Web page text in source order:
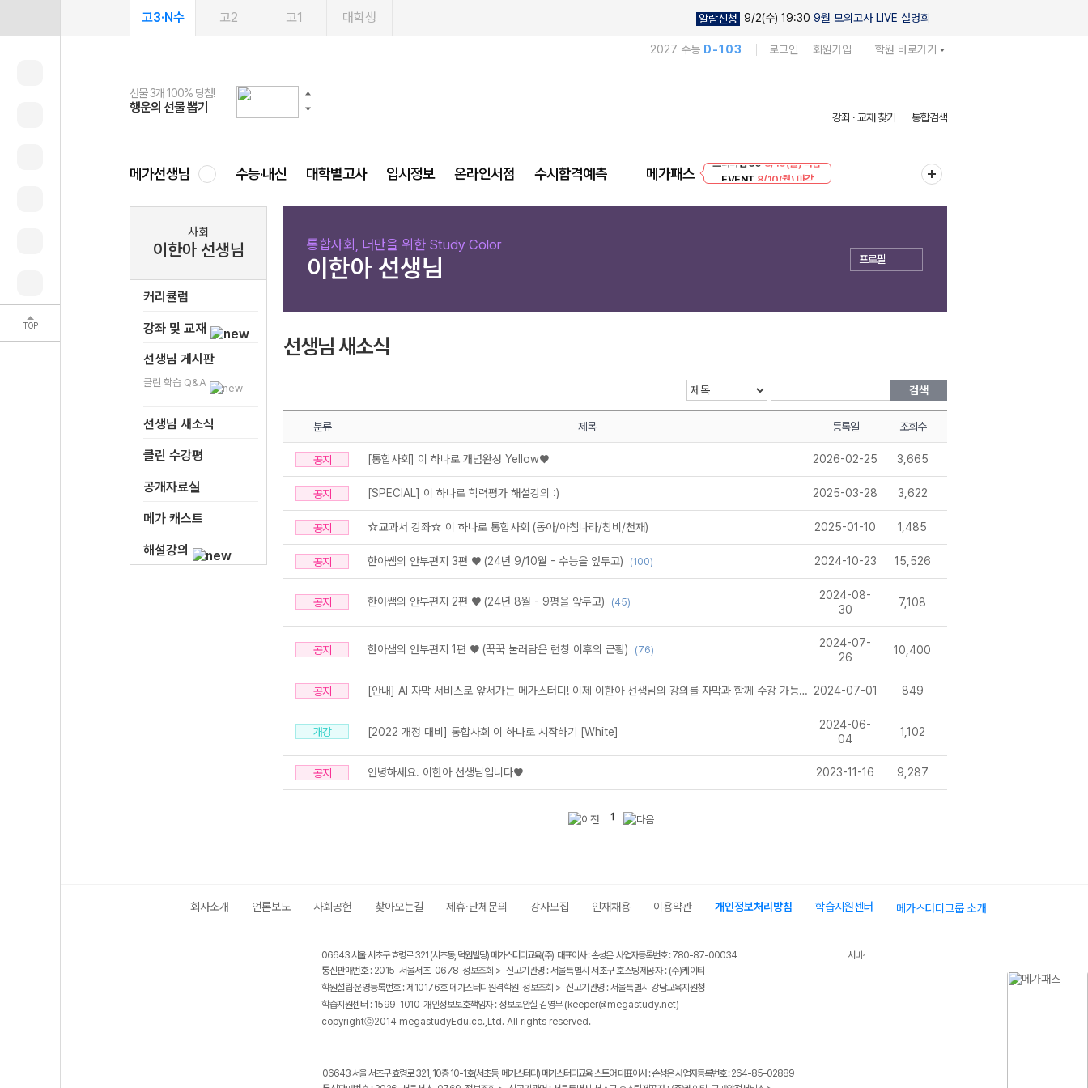
TOP
고3·N수 고2 고1 대학생 알람신청 9/2(수) 19:30 9월 모의고사 LIVE 설명회
2027 수능 D-103 로그인 회원가입 학원 바로가기
메가스터디
선물 3개 100% 당첨!
행운의 선물 뽑기
선물 100% 증정!
메가스터디 X 올리브
여름방학 스터디 캐시백
메가런 썸머스쿨
2027 러셀 단과
강사 공개선발
스마트러닝앱
설문 EVENT
메가패스
3일 무료 체험권
메가패스 수강생 무료혜택!
메가클럽 멤버십
사회공헌 캠페인
희망이룸 메가나눔
강좌 · 교재 찾기 통합검색
메가선생님 수능·내신 대학별고사 입시정보 온라인서점 수시합격예측 메가패스
EVENT 8/10(월) 마감
사회
이한아 선생님
커리큘럼
강좌 및 교재
선생님 게시판
클린 학습 Q&A
선생님 새소식
클린 수강평
공개자료실
메가 캐스트
해설강의
통합사회, 너만을 위한 Study Color
이한아 선생님 프로필
선생님 새소식
검색
분류 제목 등록일 조회수
공지 [통합사회] 이 하나로 개념완성 Yellow♥ 2026-02-25 3,665
공지 [SPECIAL] 이 하나로 학력평가 해설강의 :) 2025-03-28 3,622
공지 ☆교과서 강좌☆ 이 하나로 통합사회 (동아/아침나라/창비/천재) 2025-01-10 1,485
공지 한아쌤의 안부편지 3편 ♥ (24년 9/10월 - 수능을 앞두고) (100) 2024-10-23 15,526
공지 한아쌤의 안부편지 2편 ♥ (24년 8월 - 9평을 앞두고) (45)
2024-08-
30
7,108
공지 한아샘의 안부편지 1편 ♥ (꾹꾹 눌러담은 런칭 이후의 근황) (76)
2024-07-
26
10,400
공지 [안내] AI 자막 서비스로 앞서가는 메가스터디! 이제 이한아 선생님의 강의를 자막과 함께 수강 가능합니다! 2024-07-01 849
개강 [2022 개정 대비] 통합사회 이 하나로 시작하기 [White]
2024-06-
04
1,102
공지 안녕하세요. 이한아 선생님입니다♥ 2023-11-16 9,287
1
회사소개 언론보도 사회공헌 찾아오는길 제휴·단체문의 강사모집 인재채용 이용약관 개인정보처리방침 학습지원센터 메가스터디그룹 소개
06643 서울 서초구 효령로 321 (서초동, 덕원빌딩) 메가스터디교육(주) 대표이사 : 손성은 사업자등록번호 : 780-87-00034
통신판매번호 : 2015-서울서초-0678 정보조회 > 신고기관명 : 서울특별시 서초구 호스팅제공자 : (주)케이티
학원설립·운영등록번호 : 제10176호 메가스터디원격학원 정보조회 > 신고기관명 : 서울특별시 강남교육지원청
학습지원센터 : 1599-1010 개인정보보호책임자 : 정보보안실 김영무(keeper@megastudy.net)
copyrightⓒ2014 megastudyEdu.co.,Ltd. All rights reserved.
서비스 가입사실 확인
06643 서울 서초구 효령로 321, 10층 10-1호(서초동, 메가스터디) 메가스터디교육 스토어 대표이사 : 손성은 사업자등록번호 : 264-85-02889